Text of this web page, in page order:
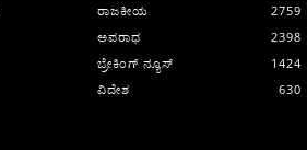
ರಾಜಕೀಯ
2759
ಅಪರಾಧ
2398
ಬ್ರೇಕಿಂಗ್ ನ್ಯೂಸ್
1424
ವಿದೇಶ
630